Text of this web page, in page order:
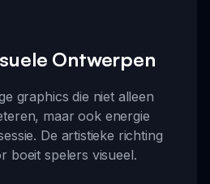
Ontwerpen
graphics die niet alleen
maar ook energie
De artistieke richting
boeit spelers visueel.